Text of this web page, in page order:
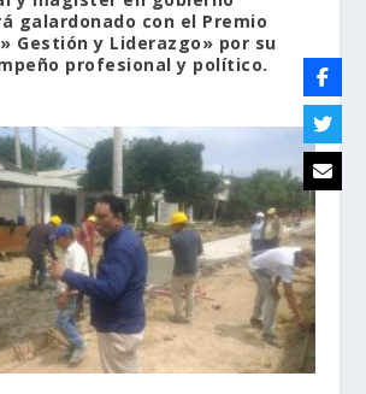
galardonado con el Premio
Gestión y Liderazgo» por su
profesional y político.